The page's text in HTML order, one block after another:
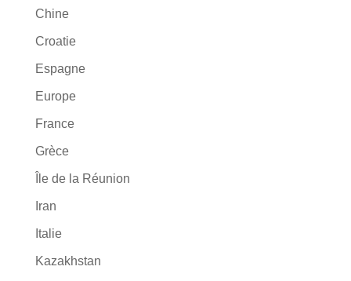
Chine
Croatie
Espagne
Europe
France
Grèce
Île de la Réunion
Iran
Italie
Kazakhstan